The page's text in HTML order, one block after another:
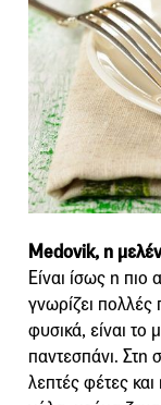
Medovik, η
Είναι ίσως η πιο
γνωρίζει
φυσικά, είναι το
παντεσπάνι. Στη
λεπτές φέτες